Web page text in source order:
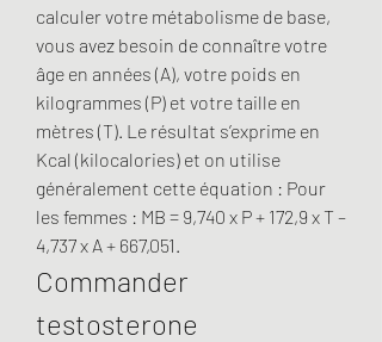
calculer votre métabolisme de base,
vous avez besoin de connaître votre
âge en années (A), votre poids en
kilogrammes (P) et votre taille en
mètres (T). Le résultat s’exprime en
Kcal (kilocalories) et on utilise
généralement cette équation : Pour
les femmes : MB = 9,740 x P + 172,9 x T –
4,737 x A + 667,051.
Commander
testosterone